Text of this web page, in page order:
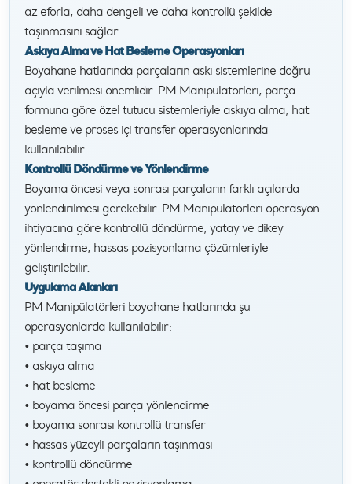
az eforla, daha dengeli ve daha kontrollü şekilde
taşınmasını sağlar.
Askıya Alma ve Hat Besleme Operasyonları
Boyahane hatlarında parçaların askı sistemlerine doğru
açıyla verilmesi önemlidir. PM Manipülatörleri, parça
formuna göre özel tutucu sistemleriyle askıya alma, hat
besleme ve proses içi transfer operasyonlarında
kullanılabilir.
Kontrollü Döndürme ve Yönlendirme
Boyama öncesi veya sonrası parçaların farklı açılarda
yönlendirilmesi gerekebilir. PM Manipülatörleri operasyon
ihtiyacına göre kontrollü döndürme, yatay ve dikey
yönlendirme, hassas pozisyonlama çözümleriyle
geliştirilebilir.
Uygulama Alanları
PM Manipülatörleri boyahane hatlarında şu
operasyonlarda kullanılabilir:
• parça taşıma
• askıya alma
• hat besleme
• boyama öncesi parça yönlendirme
• boyama sonrası kontrollü transfer
• hassas yüzeyli parçaların taşınması
• kontrollü döndürme